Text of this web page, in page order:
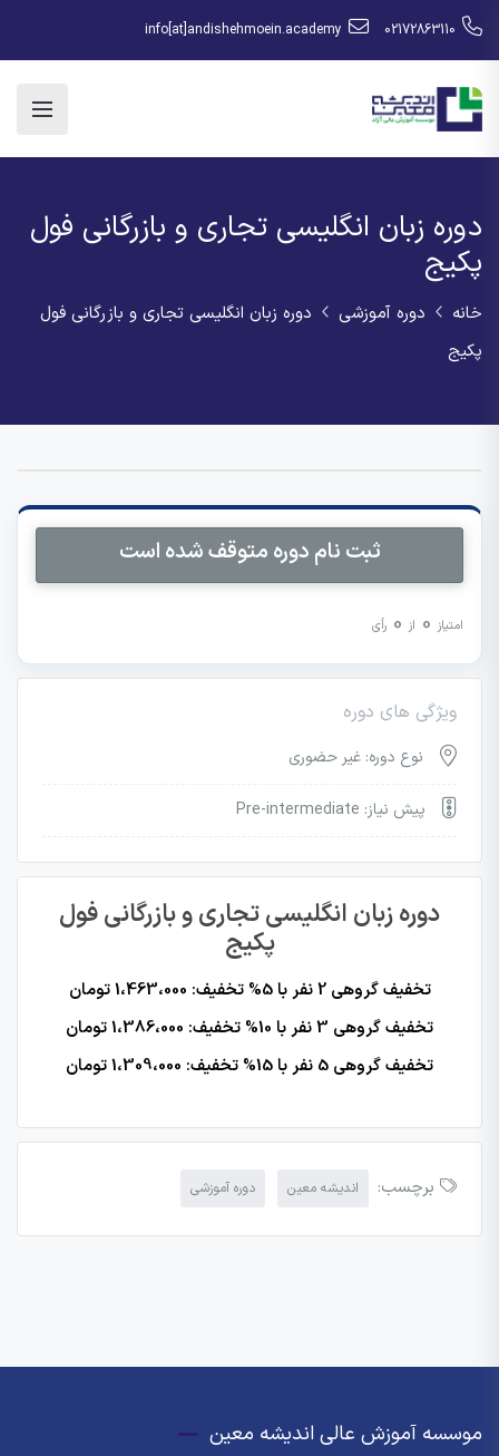
02172863110
info[at]andishehmoein.academy
دوره زبان انگلیسی تجاری و بازرگانی فول
پکیج
خانه دوره آموزشی
دوره زبان انگلیسی تجاری و بازرگانی فول
پکیج
ثبت نام دوره متوقف شده است
امتیاز 0 از 0 رأی
ویژگی های دوره
نوع دوره: غیر حضوری
پیش نیاز: Pre-intermediate
دوره زبان انگلیسی تجاری و بازرگانی فول
پکیج
تخفیف گروهی 2 نفر با 5% تخفیف: 1،463،000 تومان
تخفیف گروهی 3 نفر با 10% تخفیف: 1،386،000 تومان
تخفیف گروهی 5 نفر با 15% تخفیف: 1،309،000 تومان
برچسب: اندیشه معین دوره آموزشی
موسسه آموزش عالی اندیشه معین